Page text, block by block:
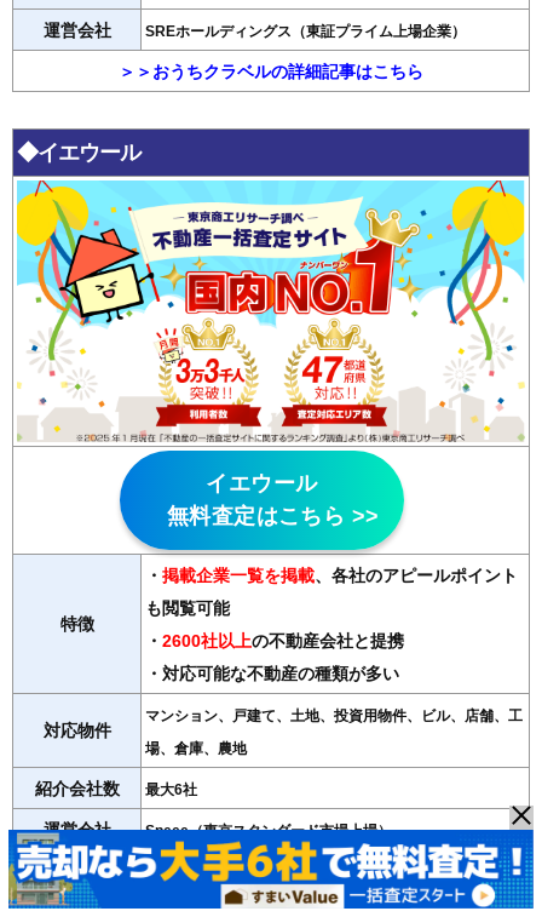
運営会社 SREホールディングス（東証プライム上場企業）
＞＞おうちクラベルの詳細記事はこちら
◆イエウール
イエウール
無料査定はこちら >>
特徴
・ 掲載企業一覧を掲載、各社のアピールポイント
も閲覧可能
・ 2600社以上の不動産会社と提携
・対応可能な不動産の種類が多い
対応物件
マンション、戸建て、土地、投資用物件、ビル、店舗、工
場、倉庫、農地
紹介会社数 最大6社
運営会社 Speee（東京スタンダード市場上場）
＞＞イエウールの詳細記事はこちら